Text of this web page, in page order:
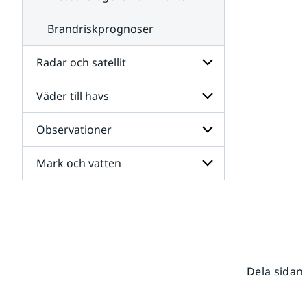
Brandriskprognoser
Radar och satellit
Undersidor
för
Radar
och
satellit
Väder till havs
Undersidor
för
Väder
till
havs
Observationer
Undersidor
för
Mark och vatten
Dela sidan